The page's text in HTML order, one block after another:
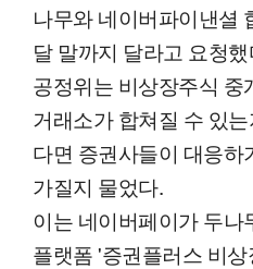
나무와 네이버파이낸셜
달 말까지 달라고 요청했
공정위는 비상장주식
거래소가 합쳐질 수 있
다면 증권사들이 대응
가질지 물었다.
이는 네이버페이가 두나
플랫폼 '증권플러스 비